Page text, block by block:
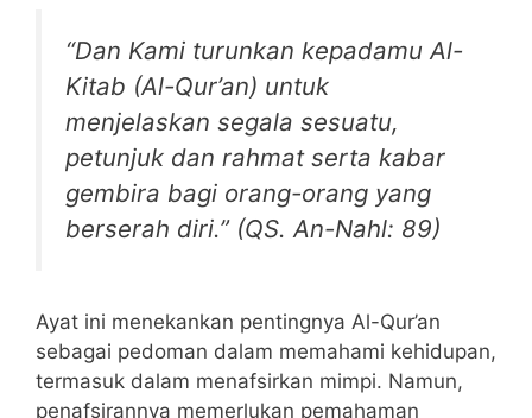
“Dan Kami turunkan kepadamu Al-
Kitab (Al-Qur’an) untuk
menjelaskan segala sesuatu,
petunjuk dan rahmat serta kabar
gembira bagi orang-orang yang
berserah diri.” (QS. An-Nahl: 89)
Ayat ini menekankan pentingnya Al-Qur’an
sebagai pedoman dalam memahami kehidupan,
termasuk dalam menafsirkan mimpi. Namun,
penafsirannya memerlukan pemahaman